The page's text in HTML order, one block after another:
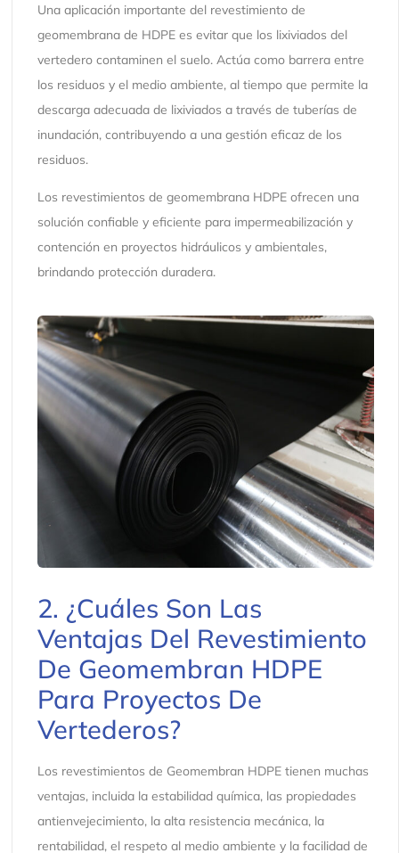
Una aplicación importante del revestimiento de
geomembrana de HDPE es evitar que los lixiviados del
vertedero contaminen el suelo. Actúa como barrera entre
los residuos y el medio ambiente, al tiempo que permite la
descarga adecuada de lixiviados a través de tuberías de
inundación, contribuyendo a una gestión eficaz de los
residuos.
Los revestimientos de geomembrana HDPE ofrecen una
solución confiable y eficiente para impermeabilización y
contención en proyectos hidráulicos y ambientales,
brindando protección duradera.
2. ¿Cuáles Son Las
Ventajas Del Revestimiento
De Geomembran HDPE
Para Proyectos De
Vertederos?
Los revestimientos de Geomembran HDPE tienen muchas
ventajas, incluida la estabilidad química, las propiedades
antienvejecimiento, la alta resistencia mecánica, la
rentabilidad, el respeto al medio ambiente y la facilidad de